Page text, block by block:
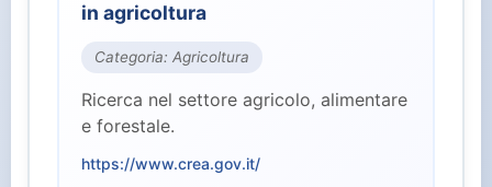
🏥 Salute (4)
in agricoltura
Categoria: Agricoltura
Ricerca nel settore agricolo, alimentare
e forestale.
https://www.crea.gov.it/